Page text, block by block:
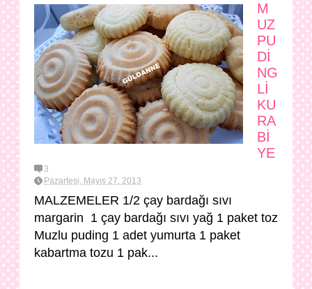
M
UZ
PU
Dİ
NG
Lİ
KU
RA
Bİ
YE
3
Pazartesi, Mayıs 27, 2013
MALZEMELER 1/2 çay bardağı sıvı
margarin 1 çay bardağı sıvı yağ 1 paket toz
Muzlu puding 1 adet yumurta 1 paket
kabartma tozu 1 pak...